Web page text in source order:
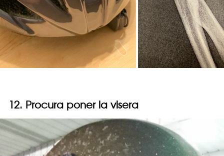
12. Procura poner la visera